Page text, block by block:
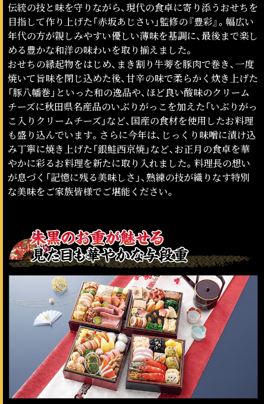
伝統の技と味を守りながら、現代の食卓に寄り添うおせちを
目指して作り上げた「赤坂あじさい」監修の『豊彩』。幅広い
年代の方が親しみやすい優しい薄味を基調に、最後まで楽し
める豊かな和洋の味わいを取り揃えました。
おせちの縁起物をはじめ、まき割り牛蒡を豚肉で巻き、一度
焼いて旨味を閉じ込めた後、甘辛の味で柔らかく炊き上げた
「豚八幡巻」といった和の逸品や、ほど良い酸味のクリーム
チーズに秋田県名産品のいぶりがっこを加えた「いぶりがっ
こ入りクリームチーズ」など、国産の食材を使用したお料理
も盛り込んでいます。さらに今年は、じっくり味噌に漬け込
み丁寧に焼き上げた「銀鮭西京焼」など、お正月の食卓を華
やかに彩るお料理を新たに取り入れました。料理長の想い
が息づく「記憶に残る美味しさ」、熟練の技が織りなす特別
な美味をご家族皆様でご堪能ください。